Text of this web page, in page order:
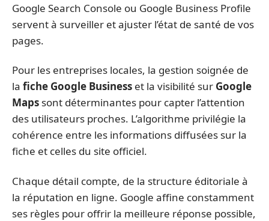
Google Search Console ou Google Business Profile
servent à surveiller et ajuster l’état de santé de vos
pages.
Pour les entreprises locales, la gestion soignée de
la fiche Google Business et la visibilité sur Google
Maps sont déterminantes pour capter l’attention
des utilisateurs proches. L’algorithme privilégie la
cohérence entre les informations diffusées sur la
fiche et celles du site officiel.
Chaque détail compte, de la structure éditoriale à
la réputation en ligne. Google affine constamment
ses règles pour offrir la meilleure réponse possible,